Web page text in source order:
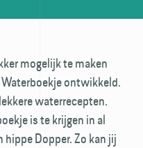
mogelijk te maken
ontwikkeld.
water­recepten.
is te krijgen in al
Dopper. Zo kan jij